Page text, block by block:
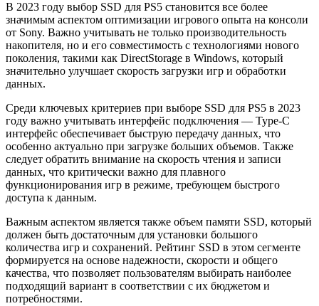
В 2023 году выбор SSD для PS5 становится все более
значимым аспектом оптимизации игрового опыта на консоли
от Sony. Важно учитывать не только производительность
накопителя, но и его совместимость с технологиями нового
поколения, такими как DirectStorage в Windows, который
значительно улучшает скорость загрузки игр и обработки
данных.
Среди ключевых критериев при выборе SSD для PS5 в 2023
году важно учитывать интерфейс подключения — Type-C
интерфейс обеспечивает быструю передачу данных, что
особенно актуально при загрузке больших объемов. Также
следует обратить внимание на скорость чтения и записи
данных, что критически важно для плавного
функционирования игр в режиме, требующем быстрого
доступа к данным.
Важным аспектом является также объем памяти SSD, который
должен быть достаточным для установки большого
количества игр и сохранений. Рейтинг SSD в этом сегменте
формируется на основе надежности, скорости и общего
качества, что позволяет пользователям выбирать наиболее
подходящий вариант в соответствии с их бюджетом и
потребностями.